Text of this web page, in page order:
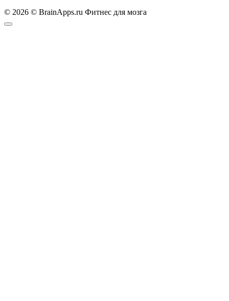
© 2026 © BrainApps.ru Фитнес для мозга